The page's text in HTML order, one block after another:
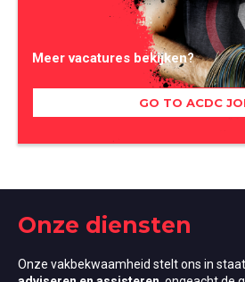
Meer vacatures bekijken?
GO TO ACDC
Onze diensten
Onze vakbekwaamheid stelt ons in